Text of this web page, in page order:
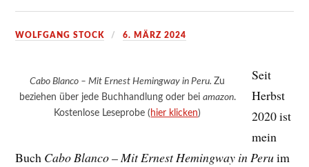
WOLFGANG STOCK 6. MÄRZ 2024
Cabo Blanco – Mit Ernest Hemingway in Peru.Zu
beziehen über jede Buchhandlung oder bei amazon.
Kostenlose Leseprobe ( hier klicken)
Seit
Herbst
2020 ist
mein
Buch Cabo Blanco – Mit Ernest Hemingway in Peruim